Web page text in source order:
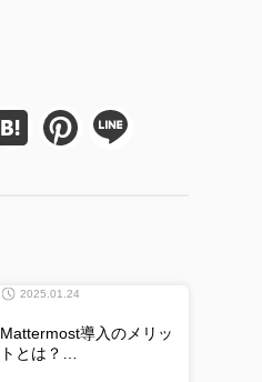
2025.01.24
Mattermost導入のメリッ
トとは？…